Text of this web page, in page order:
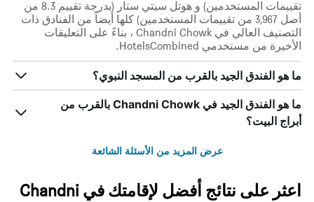
تقييمات المستخدمين) و هوتل سيتي ستار (بدرجة تقييم 8.3 من
أصل 3,967 من تقييمات المستخدمين) كلها أيضاً من الفنادق ذات
التصنيف العالي في Chandni Chowk ، بناءً على التعليقات
الأخيرة من مستخدمي HotelsCombined.
ما هو الفندق الجيد بالقرب من المسجد النبوي؟
ما هو الفندق الجيد في Chandni Chowk بالقرب من
أبراج البيت؟
عرض المزيد من الأسئلة الشائعة
اعثر على نتائج أفضل لإقامتك في Chandni